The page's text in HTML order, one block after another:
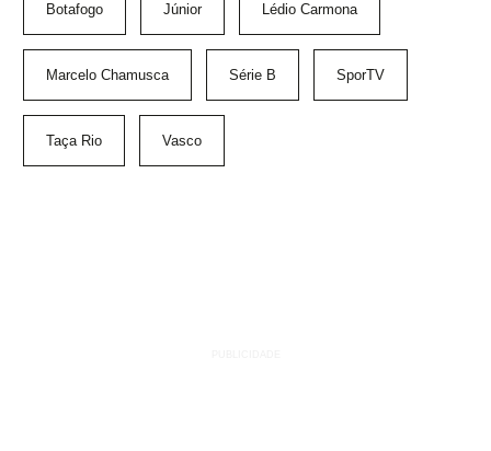
Botafogo Júnior Lédio Carmona
Marcelo Chamusca Série B SporTV
Taça Rio Vasco